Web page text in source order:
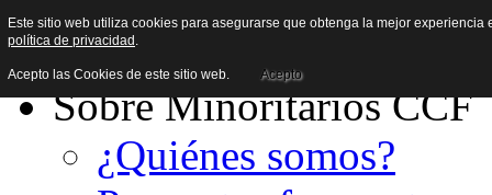
Sobre Minoritarios CCF
¿Quiénes somos?
Este sitio web utiliza cookies para asegurarse que obtenga la mejor
política de privacidad .
Acepto las Cookies de este sitio web. Acepto